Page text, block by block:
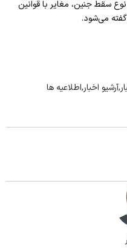
سقط جنین، مغایر با قوانین
گفته می‌شود.
اخبار,اطلاعیه ها